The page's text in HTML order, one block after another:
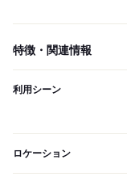
特徴・関連情報
利用シーン
ロケーション